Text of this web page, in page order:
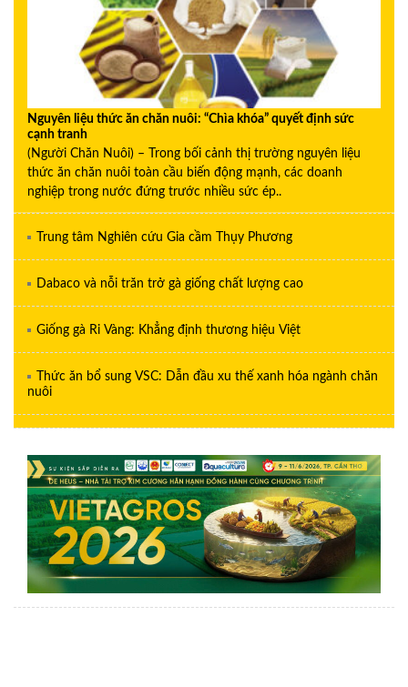
Nguyên liệu thức ăn chăn nuôi: “Chìa khóa” quyết định sức
cạnh tranh
(Người Chăn Nuôi) – Trong bối cảnh thị trường nguyên liệu
thức ăn chăn nuôi toàn cầu biến động mạnh, các doanh
nghiệp trong nước đứng trước nhiều sức ép..
Trung tâm Nghiên cứu Gia cầm Thụy Phương
Dabaco và nỗi trăn trở gà giống chất lượng cao
Giống gà Ri Vàng: Khẳng định thương hiệu Việt
Thức ăn bổ sung VSC: Dẫn đầu xu thế xanh hóa ngành chăn
nuôi